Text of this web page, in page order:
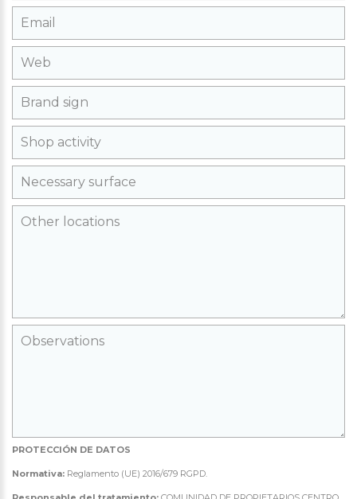
PROTECCIÓN DE DATOS
Normativa: Reglamento (UE) 2016/679 RGPD.